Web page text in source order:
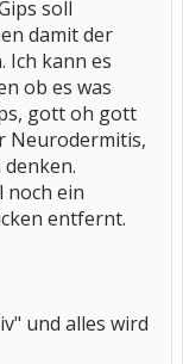
soll
damit der
Ich kann es
ob es was
gott oh gott
Neurodermitis,
noch ein
entfernt.
und alles wird